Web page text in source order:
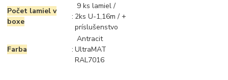
Počet lamiel v
boxe
:
9 ks lamiel /
2ks U-1,16m / +
príslušenstvo
Farba :
Antracit
UltraMAT
RAL7016